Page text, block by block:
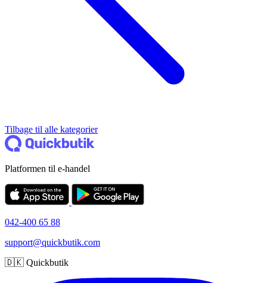
Tilbage til alle kategorier
Platformen til e-handel
042-400 65 88
support@quickbutik.com
🇩🇰 Quickbutik